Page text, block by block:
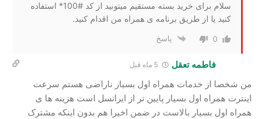
سلام برای خرید بسته مستقیم میتونید از کد #100* استفاده
کنید یا از طریق برنامه ی همراه من اقدام کنید.
0 پاسخ
فاطمه تعقل
من شخصا از خدمات همراه اول بسیار ناراضی هستم سرعت
اینترت همراه اول بسیار پایین تر از ایرانسل است هزینه ها ی
همراه اول بسیار بالاست در ضمن اخیرا هم بدون اینکه مشترک